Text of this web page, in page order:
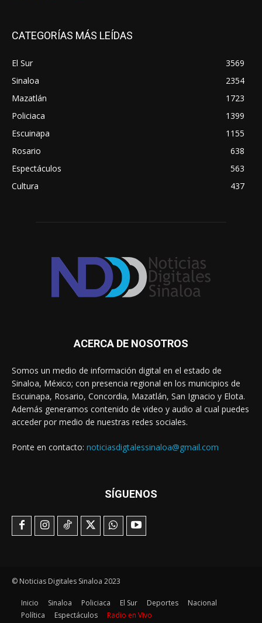
CATEGORÍAS MÁS LEÍDAS
El Sur
3569
Sinaloa
2354
Mazatlán
1723
Policiaca
1399
Escuinapa
1155
Rosario
638
Espectáculos
563
Cultura
437
ACERCA DE NOSOTROS
Somos un medio de información digital en el estado de
Sinaloa, México; con presencia regional en los municipios de
Escuinapa, Rosario, Concordia, Mazatlán, San Ignacio y Elota.
Además generamos contenido de video y audio al cual puedes
acceder por medio de nuestras redes sociales.
Ponte en contacto: noticiasdigtalessinaloa@gmail.com
SÍGUENOS
© Noticias Digitales Sinaloa 2023
Inicio Sinaloa Policiaca El Sur Deportes
Nacional
Política
Espectáculos Radio en Vivo